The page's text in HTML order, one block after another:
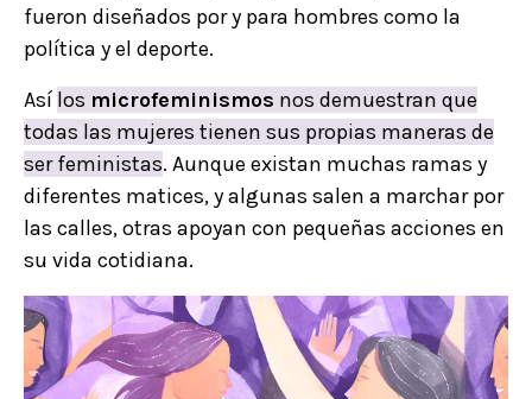
fueron diseñados por y para hombres como la
política y el deporte.
Así los microfeminismos nos demuestran que
todas las mujeres tienen sus propias maneras de
ser feministas. Aunque existan muchas ramas y
diferentes matices, y algunas salen a marchar por
las calles, otras apoyan con pequeñas acciones en
su vida cotidiana.